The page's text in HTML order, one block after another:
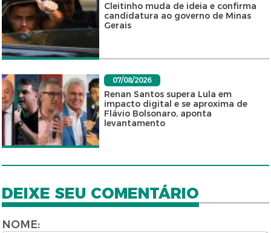
Cleitinho muda de ideia e confirma
candidatura ao governo de Minas
Gerais
07/08/2026
Renan Santos supera Lula em
impacto digital e se aproxima de
Flávio Bolsonaro, aponta
levantamento
DEIXE SEU COMENTÁRIO
NOME: